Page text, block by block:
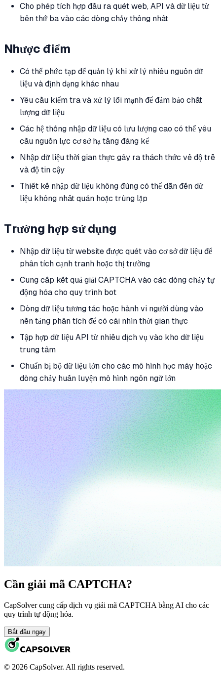
Cho phép tích hợp đầu ra quét web, API và dữ liệu từ
bên thứ ba vào các dòng chảy thống nhất
Nhược điểm
Có thể phức tạp để quản lý khi xử lý nhiều nguồn dữ
liệu và định dạng khác nhau
Yêu cầu kiểm tra và xử lý lỗi mạnh để đảm bảo chất
lượng dữ liệu
Các hệ thống nhập dữ liệu có lưu lượng cao có thể yêu
cầu nguồn lực cơ sở hạ tầng đáng kể
Nhập dữ liệu thời gian thực gây ra thách thức về độ trễ
và độ tin cậy
Thiết kế nhập dữ liệu không đúng có thể dẫn đến dữ
liệu không nhất quán hoặc trùng lặp
Trường hợp sử dụng
Nhập dữ liệu từ website được quét vào cơ sở dữ liệu để
phân tích cạnh tranh hoặc thị trường
Cung cấp kết quả giải CAPTCHA vào các dòng chảy tự
động hóa cho quy trình bot
Dòng dữ liệu tương tác hoặc hành vi người dùng vào
nền tảng phân tích để có cái nhìn thời gian thực
Tập hợp dữ liệu API từ nhiều dịch vụ vào kho dữ liệu
trung tâm
Chuẩn bị bộ dữ liệu lớn cho các mô hình học máy hoặc
dòng chảy huấn luyện mô hình ngôn ngữ lớn
Cần giải mã CAPTCHA?
CapSolver cung cấp dịch vụ giải mã CAPTCHA bằng AI cho các
quy trình tự động hóa.
Bắt đầu ngay
© 2026 CapSolver. All rights reserved.